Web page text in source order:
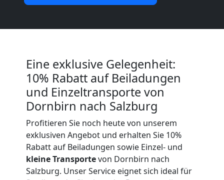
Eine exklusive Gelegenheit:
10% Rabatt auf Beiladungen
und Einzeltransporte von
Dornbirn nach Salzburg
Profitieren Sie noch heute von unserem
exklusiven Angebot und erhalten Sie 10%
Rabatt auf Beiladungen sowie Einzel- und
kleine Transportevon Dornbirn nach
Salzburg. Unser Service eignet sich ideal für
Beiladung
International
Internationaler
Umzug